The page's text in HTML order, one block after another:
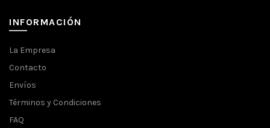
INFORMACIÓN
La Empresa
Contacto
Envíos
Términos y Condiciones
FAQ